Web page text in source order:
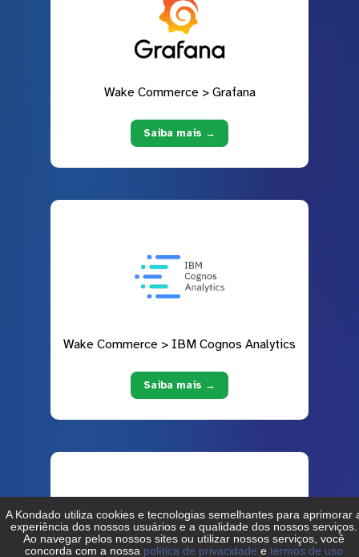
Wake Commerce > Grafana
Saiba mais →
Wake Commerce > IBM Cognos Analytics
Saiba mais →